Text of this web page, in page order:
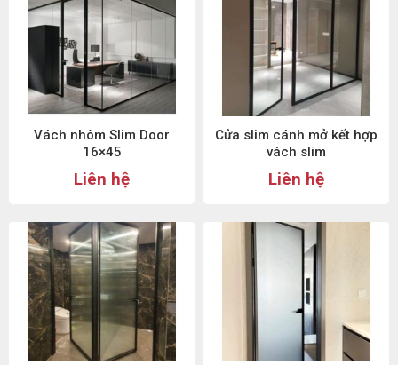
Vách nhôm Slim Door
16×45
Liên hệ
Cửa slim cánh mở kết hợp
vách slim
Liên hệ